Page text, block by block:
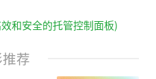
和安全的托管控制面板)
荐